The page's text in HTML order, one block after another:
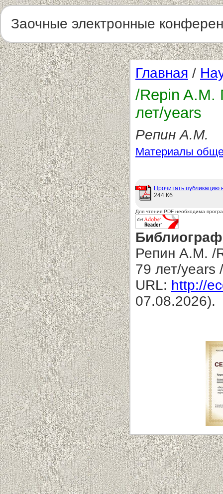
Заочные электронные
Главная /
/Repin
лет/years
Репин А.М.
Материалы
Прочитать публикацию
244 Кб
Для чтения PDF необходима
Репин А.М. /
79 лет/years
URL: http://
07.08.2026).